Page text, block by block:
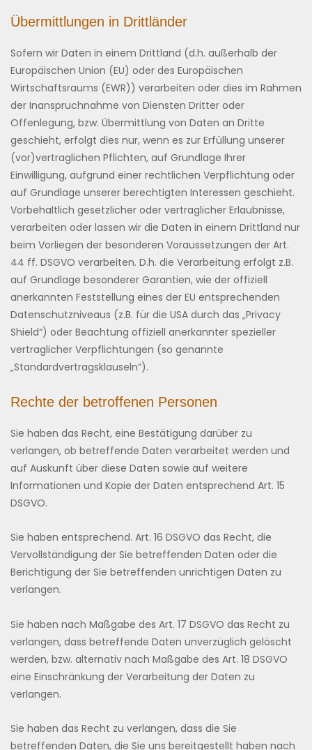
Übermittlungen in Drittländer
Sofern wir Daten in einem Drittland (d.h. außerhalb der
Europäischen Union (EU) oder des Europäischen
Wirtschaftsraums (EWR)) verarbeiten oder dies im Rahmen
der Inanspruchnahme von Diensten Dritter oder
Offenlegung, bzw. Übermittlung von Daten an Dritte
geschieht, erfolgt dies nur, wenn es zur Erfüllung unserer
(vor)vertraglichen Pflichten, auf Grundlage Ihrer
Einwilligung, aufgrund einer rechtlichen Verpflichtung oder
auf Grundlage unserer berechtigten Interessen geschieht.
Vorbehaltlich gesetzlicher oder vertraglicher Erlaubnisse,
verarbeiten oder lassen wir die Daten in einem Drittland nur
beim Vorliegen der besonderen Voraussetzungen der Art.
44 ff. DSGVO verarbeiten. D.h. die Verarbeitung erfolgt z.B.
auf Grundlage besonderer Garantien, wie der offiziell
anerkannten Feststellung eines der EU entsprechenden
Datenschutzniveaus (z.B. für die USA durch das „Privacy
Shield“) oder Beachtung offiziell anerkannter spezieller
vertraglicher Verpflichtungen (so genannte
„Standardvertragsklauseln“).
Rechte der betroffenen Personen
Sie haben das Recht, eine Bestätigung darüber zu
verlangen, ob betreffende Daten verarbeitet werden und
auf Auskunft über diese Daten sowie auf weitere
Informationen und Kopie der Daten entsprechend Art. 15
DSGVO.
Sie haben entsprechend. Art. 16 DSGVO das Recht, die
Vervollständigung der Sie betreffenden Daten oder die
Berichtigung der Sie betreffenden unrichtigen Daten zu
verlangen.
Sie haben nach Maßgabe des Art. 17 DSGVO das Recht zu
verlangen, dass betreffende Daten unverzüglich gelöscht
werden, bzw. alternativ nach Maßgabe des Art. 18 DSGVO
eine Einschränkung der Verarbeitung der Daten zu
verlangen.
Sie haben das Recht zu verlangen, dass die Sie
betreffenden Daten, die Sie uns bereitgestellt haben nach